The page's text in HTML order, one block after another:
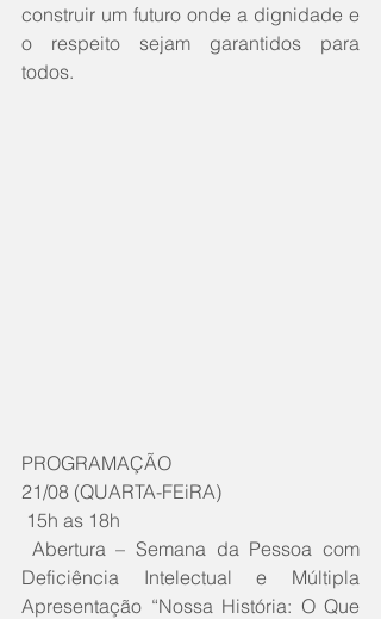
construir um futuro onde a dignidade e
o respeito sejam garantidos para
todos.
PROGRAMAÇÃO
21/08 (QUARTA-FEiRA)
15h as 18h
Abertura – Semana da Pessoa com
Deficiência Intelectual e Múltipla
Apresentação “Nossa História: O Que